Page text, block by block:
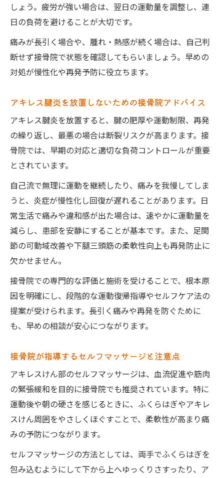
しょう。疲労が強い場合は、翌日の運動量を調整し、連
日の負荷を避けることが大切です。
痛みが長引く場合や、腫れ・熱感が続く場合は、自己判
断せず接骨院で状態を確認してもらいましょう。早めの
対処が慢性化や再発予防に役立ちます。
アキレス腱炎を放置しないための接骨院アドバイス
アキレス腱炎を放置すると、腱の肥厚や運動制限、再発
の繰り返し、最悪の場合は断裂リスクが高まります。接
骨院では、早期の対応と適切な負荷コントロールが重要
とされています。
自己流で無理に運動を継続したり、痛みを我慢してしま
うと、炎症が慢性化し回復が遅れることがあります。日
常生活で痛みや違和感が出た場合は、速やかに運動量を
減らし、患部を安静にすることが基本です。また、足関
節の可動域改善や下腿三頭筋の柔軟性向上も再発防止に
欠かせません。
接骨院での専門的な評価と施術を受けることで、根本原
因を明確にし、段階的な運動復帰指導やセルフケア法の
提案が受けられます。長引く痛みや再発を防ぐために
も、早めの相談が安心につながります。
接骨院が指導するセルフマッサージと注意点
アキレスけん部のセルフマッサージは、血流促進や筋肉
の緊張緩和を目的に接骨院でも推奨されています。特に
運動後や朝の硬さを感じるときに、ふくらはぎやアキレ
スけん周囲をやさしくほぐすことで、柔軟性が高まり痛
みの予防につながります。
セルフマッサージの方法としては、両手でふくらはぎを
包み込むようにして下から上へゆっくりさすったり、ア